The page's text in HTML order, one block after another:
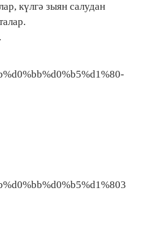
күлгә зыян салудан